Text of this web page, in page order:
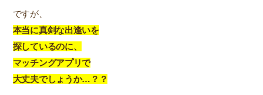
ですが、
本当に真剣な出逢いを
探しているのに、
マッチングアプリで
大丈夫でしょうか…？？